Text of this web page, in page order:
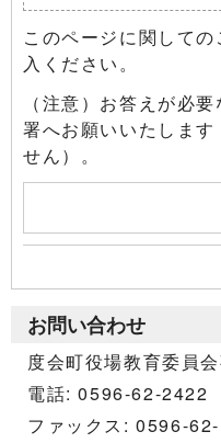
このページに関して
入ください。
（注意）お答えが必
署へお願いいたしま
せん）。
お問い合わせ
度会町役場教育委員
電話: 0596-62-2422
ファックス: 0596-